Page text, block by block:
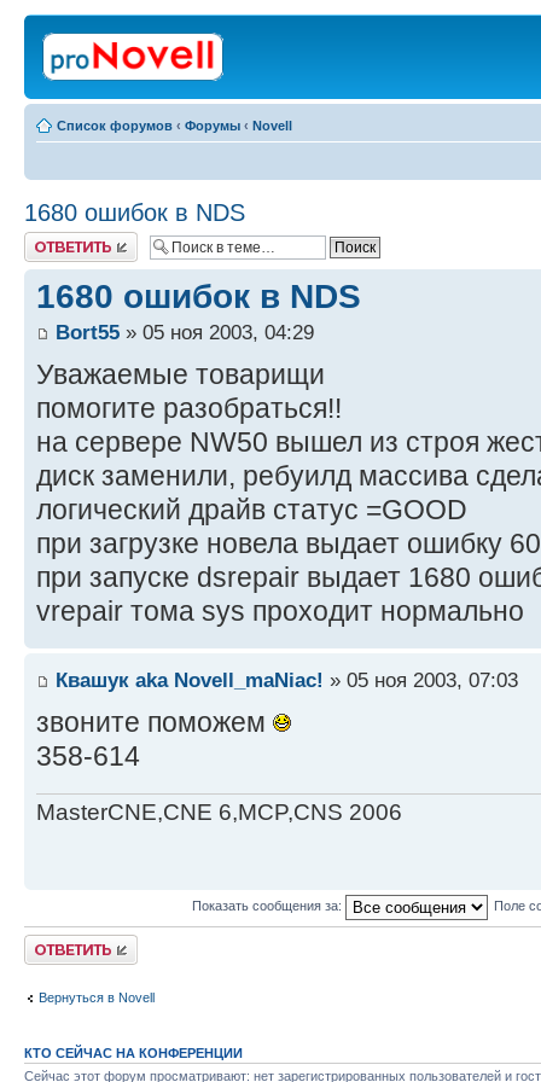
Список форумов ‹ Форумы ‹ Novell
1680 ошибок в NDS
Ответить
1680 ошибок в NDS
Bort55 » 05 ноя 2003, 04:29
Уважаемые товарищи
помогите разобраться!!
на сервере NW50 вышел из строя
диск заменили, ребуилд массива
логический драйв статус =GOOD
при загрузке новела выдает ошибку
при запуске dsrepair выдает 1680
vrepair тома sys проходит нормально
Квашук aka Novell_maNiac! » 05 ноя 2003, 07:03
звоните поможем
358-614
MasterCNE,CNE 6,MCP,CNS 2006
Показать сообщения за: Поле
Ответить
Вернуться в Novell
КТО СЕЙЧАС НА КОНФЕРЕНЦИИ
Сейчас этот форум просматривают: нет зарегистрированных пользователей и